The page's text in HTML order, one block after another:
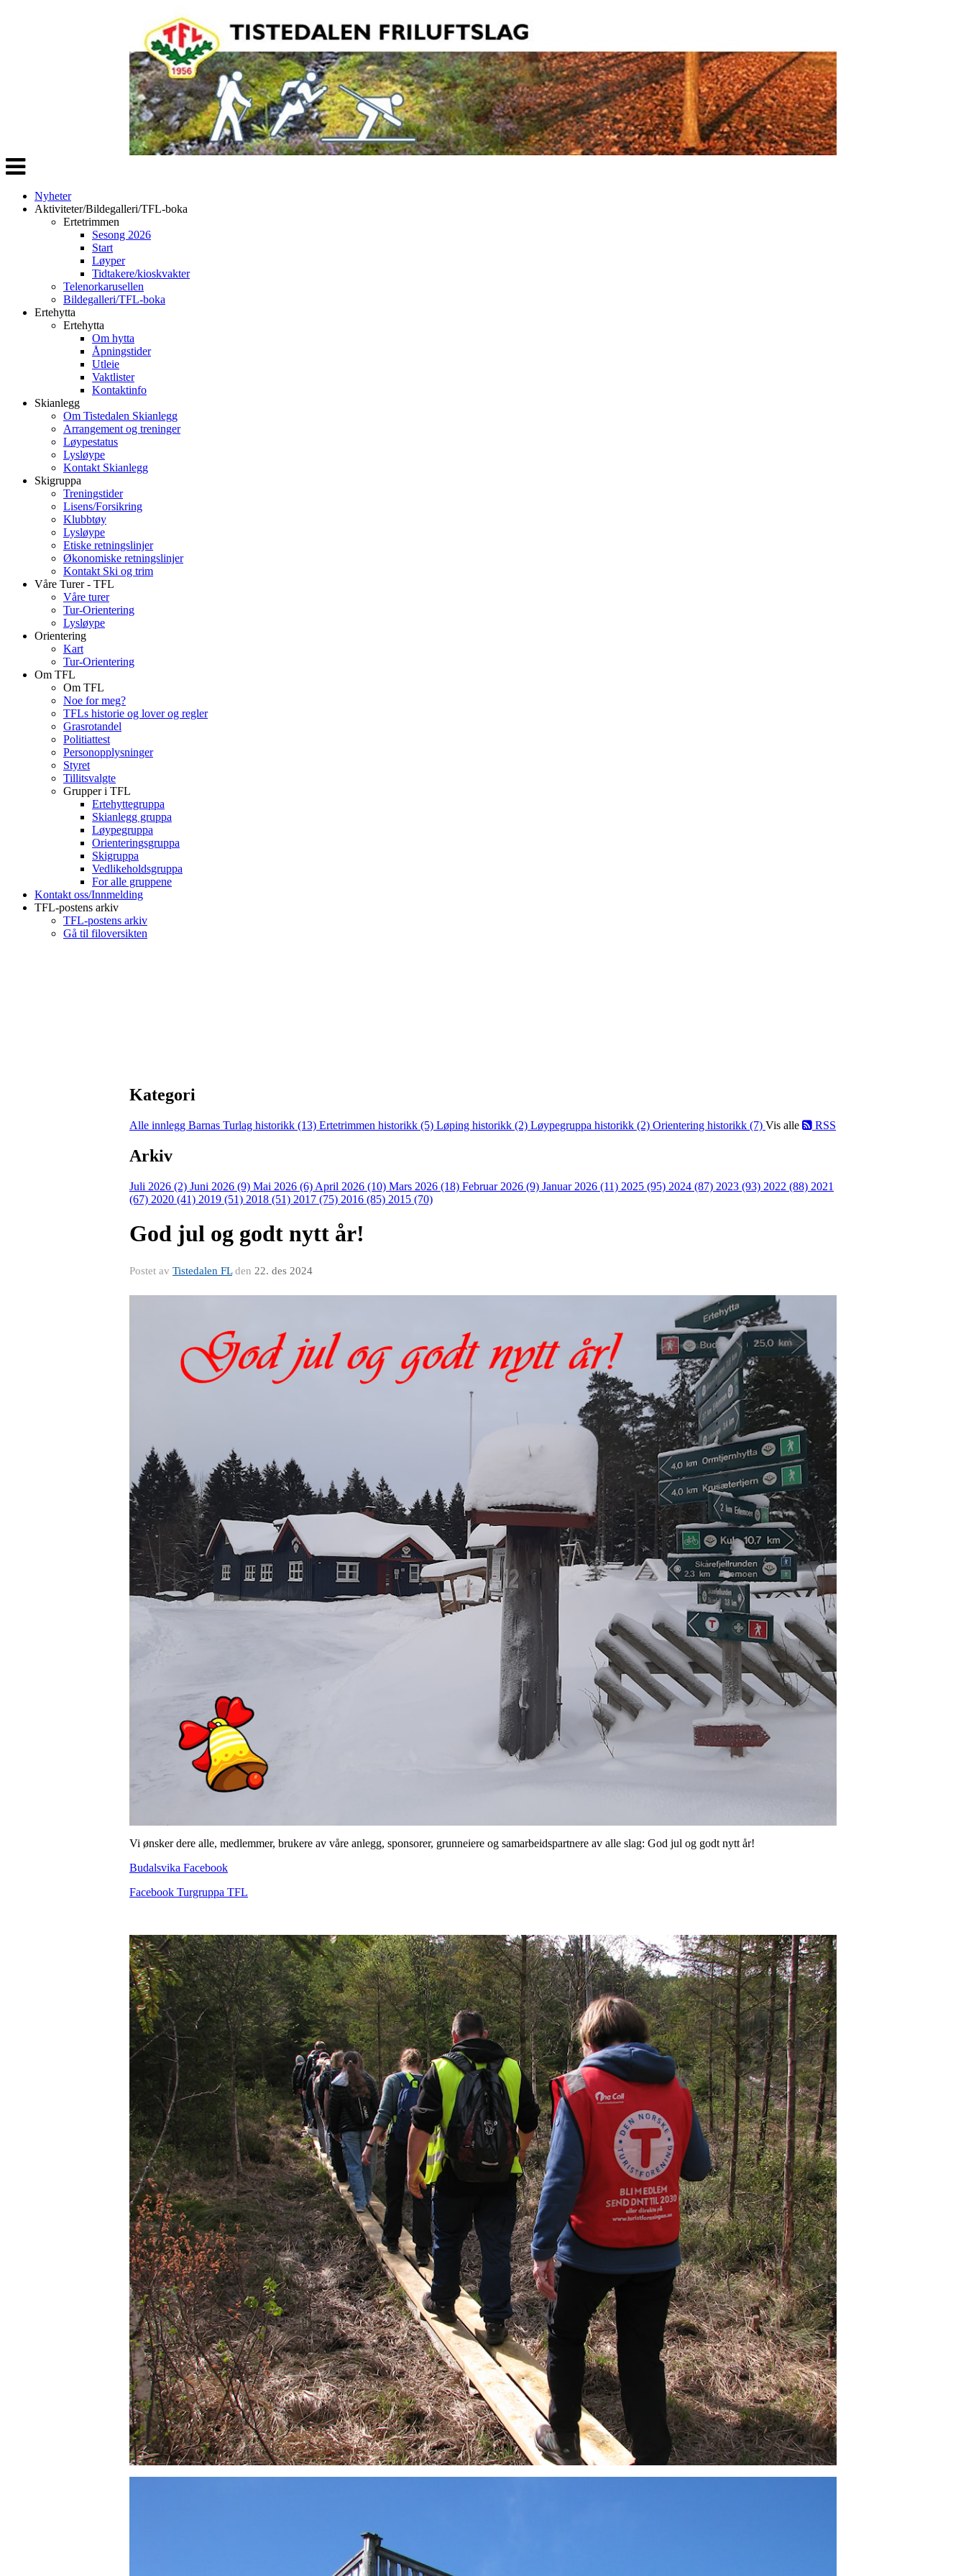
Veksle
navigasjon
Nyheter
Aktiviteter/Bildegalleri/TFL-boka
Ertetrimmen
Sesong 2026
Start
Løyper
Tidtakere/kioskvakter
Telenorkarusellen
Bildegalleri/TFL-boka
Ertehytta
Ertehytta
Om hytta
Åpningstider
Utleie
Vaktlister
Kontaktinfo
Skianlegg
Om Tistedalen Skianlegg
Arrangement og treninger
Løypestatus
Lysløype
Kontakt Skianlegg
Skigruppa
Treningstider
Lisens/Forsikring
Klubbtøy
Lysløype
Etiske retningslinjer
Økonomiske retningslinjer
Kontakt Ski og trim
Våre Turer - TFL
Våre turer
Tur-Orientering
Lysløype
Orientering
Kart
Tur-Orientering
Om TFL
Om TFL
Noe for meg?
TFLs historie og lover og regler
Grasrotandel
Politiattest
Personopplysninger
Styret
Tillitsvalgte
Grupper i TFL
Ertehyttegruppa
Skianlegg gruppa
Løypegruppa
Orienteringsgruppa
Skigruppa
Vedlikeholdsgruppa
For alle gruppene
Kontakt oss/Innmelding
TFL-postens arkiv
TFL-postens arkiv
Gå til filoversikten
Kategori
Alle innlegg Barnas Turlag historikk (13) Ertetrimmen historikk (5) Løping historikk (2) Løypegruppa historikk (2) Orientering historikk (7) Vis alle RSS
Arkiv
Juli 2026 (2) Juni 2026 (9) Mai 2026 (6) April 2026 (10) Mars 2026 (18) Februar 2026 (9) Januar 2026 (11) 2025 (95) 2024 (87) 2023 (93) 2022 (88) 2021
(67) 2020 (41) 2019 (51) 2018 (51) 2017 (75) 2016 (85) 2015 (70)
God jul og godt nytt år!
Postet av Tistedalen FLden 22. des 2024
Vi ønsker dere alle, medlemmer, brukere av våre anlegg, sponsorer, grunneiere og samarbeidspartnere av alle slag: God jul og godt nytt år!
Budalsvika Facebook
Facebook Turgruppa TFL